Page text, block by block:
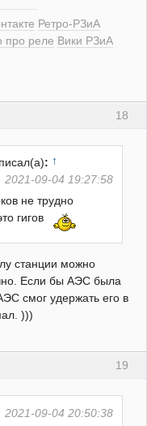
Ретро-РЗиА
про реле Вики РЗиА
18
писал(а): ↑
2021-09-04 19:27:58
не трудно
гигов
станции можно
Если бы АЭС была
смог удержать его в
)))
19
2021-09-04 20:50:38